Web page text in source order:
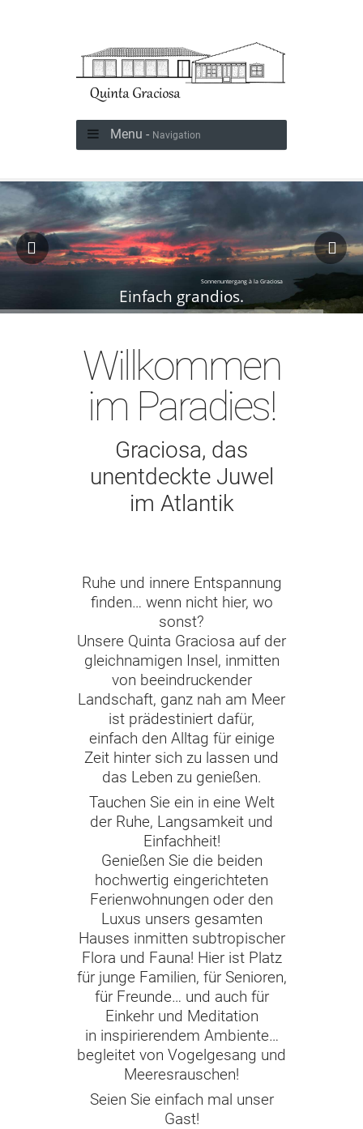
Menu - Navigation
Einfach grandios.
Sonnenuntergang à la Graciosa
Willkommen
im Paradies!
Graciosa, das
unentdeckte Juwel
im Atlantik
Ruhe und innere Entspannung
finden… wenn nicht hier, wo
sonst?
Unsere Quinta Graciosa auf der
gleichnamigen Insel, inmitten
von beeindruckender
Landschaft, ganz nah am Meer
ist prädestiniert dafür,
einfach den Alltag für einige
Zeit hinter sich zu lassen und
das Leben zu genießen.
Tauchen Sie ein in eine Welt
der Ruhe, Langsamkeit und
Einfachheit!
Genießen Sie die beiden
hochwertig eingerichteten
Ferienwohnungen oder den
Luxus unsers gesamten
Hauses inmitten subtropischer
Flora und Fauna! Hier ist Platz
für junge Familien, für Senioren,
für Freunde… und auch für
Einkehr und Meditation
in inspirierendem Ambiente…
begleitet von Vogelgesang und
Meeresrauschen!
Seien Sie einfach mal unser
Gast!